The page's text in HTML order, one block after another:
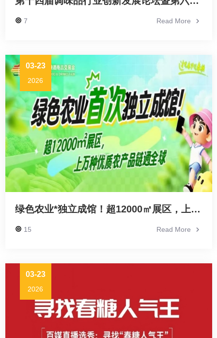
7 Read More
03-23
2026
绿色农业*独立成馆！超12000㎡展区，上万种优质农产品链通*
15 Read More
03-23
2026